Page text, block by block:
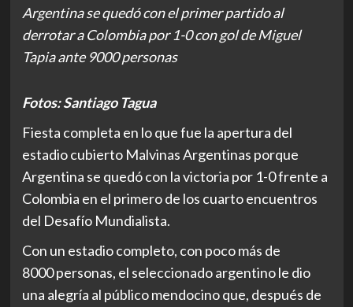
Argentina se quedó con el primer partido al
derrotar a Colombia por 1-0 con gol de Miguel
Tapia ante 9000 personas
Fotos: Santiago Tagua
Fiesta completa en lo que fue la apertura del
estadio cubierto Malvinas Argentinas porque
Argentina se quedó con la victoria por 1-0 frente a
Colombia en el primero de los cuarto encuentros
del Desafío Mundialista.
Con un estadio completo, con poco más de
8000 personas, el seleccionado argentino le dio
una alegría al público mendocino que, después de